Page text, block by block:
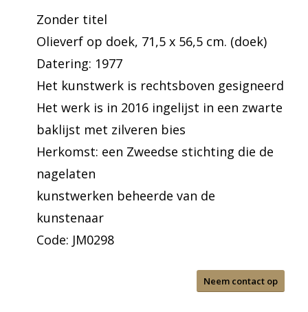
Zonder titel
Olieverf op doek, 71,5 x 56,5 cm. (doek)
Datering: 1977
Het kunstwerk is rechtsboven gesigneerd
Het werk is in 2016 ingelijst in een zwarte
baklijst met zilveren bies
Herkomst: een Zweedse stichting die de
nagelaten
kunstwerken beheerde van de
kunstenaar
Code: JM0298
Neem contact op